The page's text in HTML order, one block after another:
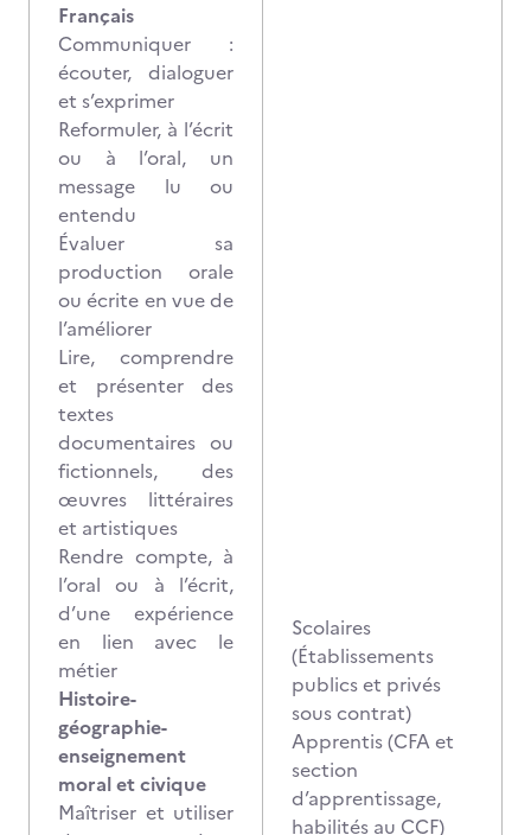
Français
Communiquer :
écouter, dialoguer
et s’exprimer
Reformuler, à l’écrit
ou à l’oral, un
message lu ou
entendu
Évaluer sa
production orale
ou écrite en vue de
l’améliorer
Lire, comprendre
et présenter des
textes
documentaires ou
fictionnels, des
œuvres littéraires
et artistiques
Rendre compte, à
l’oral ou à l’écrit,
d’une expérience
en lien avec le
métier
Histoire-
géographie-
enseignement
moral et civique
Maîtriser et utiliser
Scolaires
(Établissements
publics et privés
sous contrat)
Apprentis (CFA et
section
d’apprentissage,
habilités au CCF)